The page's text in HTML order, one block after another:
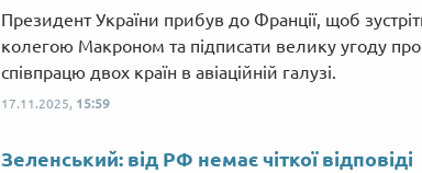
Президент України прибув до Франції, щоб
колегою Макроном та підписати велику угоду про
співпрацю двох країн в авіаційній галузі.
17.11.2025, 15:59
Зеленський: від РФ немає чіткої відповіді